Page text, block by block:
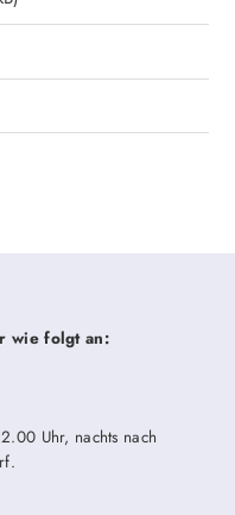
wie folgt an:
Uhr, nachts nach